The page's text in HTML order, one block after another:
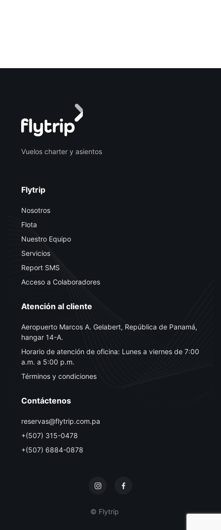
Vuelos charter y asientos
Flytrip
Nosotros
Flota
Nuestro Equipo
Servicios
Report SMS
Acceso a Colaboradores
Atención al cliente
Aeropuerto Marcos A. Gelabert, República de Panamá,
hangar 14-A.
Horario de atención de oficina: Lunes a viernes de 7:00
a.m. a 5:00 p.m.
Términos y condiciones
Contáctenos
reservas@flytrip.com.pa
+(507) 315-0478
+(507) 6884-0878
© Flytrip